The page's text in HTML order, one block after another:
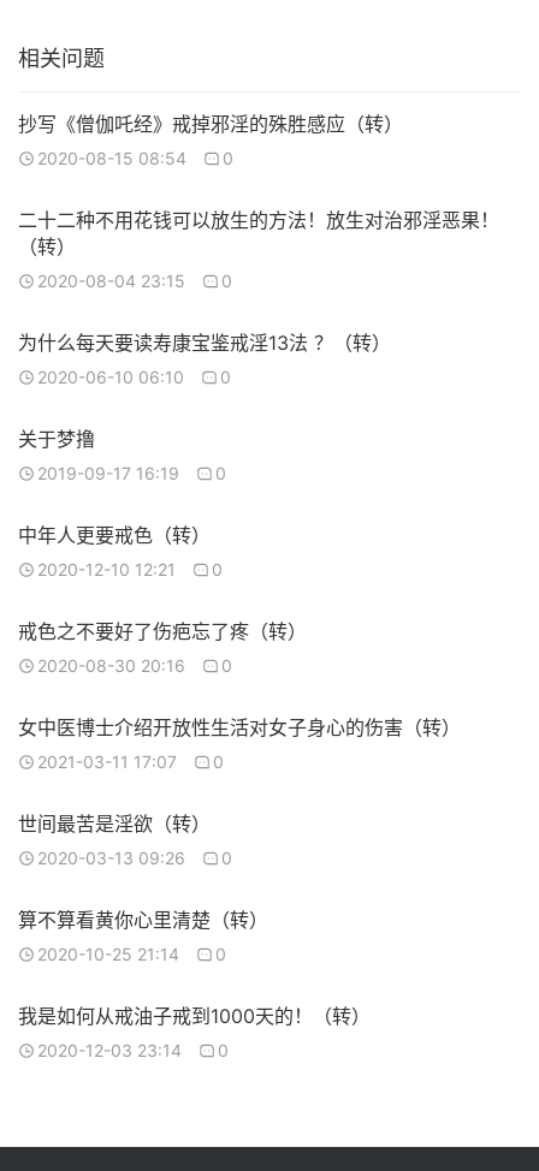
相关问题
抄写《僧伽吒经》戒掉邪淫的殊胜感应（转）
2020-08-15 08:54 0
二十二种不用花钱可以放生的方法！放生对治邪淫恶果！
（转）
2020-08-04 23:15 0
为什么每天要读寿康宝鉴戒淫13法 ？（转）
2020-06-10 06:10 0
关于梦撸
2019-09-17 16:19 0
中年人更要戒色（转）
2020-12-10 12:21 0
戒色之不要好了伤疤忘了疼（转）
2020-08-30 20:16 0
女中医博士介绍开放性生活对女子身心的伤害（转）
2021-03-11 17:07 0
世间最苦是淫欲（转）
2020-03-13 09:26 0
算不算看黄你心里清楚（转）
2020-10-25 21:14 0
我是如何从戒油子戒到1000天的！（转）
2020-12-03 23:14 0